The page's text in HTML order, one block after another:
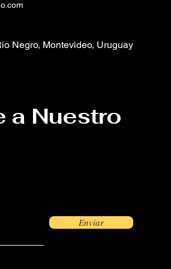
Negro, Montevideo, Uruguay
a Nuestro
Enviar